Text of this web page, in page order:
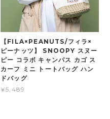
【FILA×PEANUTS/フィラ×
ピーナッツ】 SNOOPY スヌー
ピー コラボ キャンパス カゴ ス
カーフ ミニ トートバッグ ハン
ドバッグ
¥5,489